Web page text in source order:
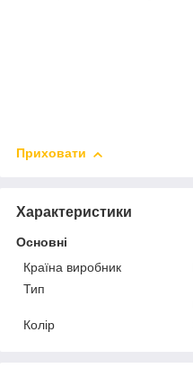
Приховати
Характеристики
Основні
Країна виробник
Тип
Колір